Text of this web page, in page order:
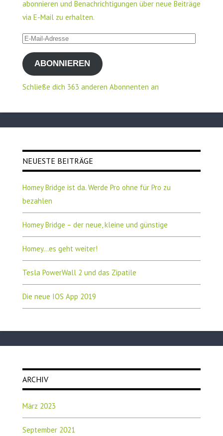
abonnieren und Benachrichtigungen über neue Beiträge
via E-Mail zu erhalten.
E-
Mail-
AdresseABONNIEREN
Schließe dich 363 anderen Abonnenten an
NEUESTE BEITRÄGE
Homey Bridge ist da. Werde Pro ohne für Pro zu
bezahlen
Homey Bridge – der neue, kleine und günstige
Homey…es geht weiter!
Tesla PowerWall 2 und das Zipatile
Die neue IOS App 2019
ARCHIV
März 2023
September 2021